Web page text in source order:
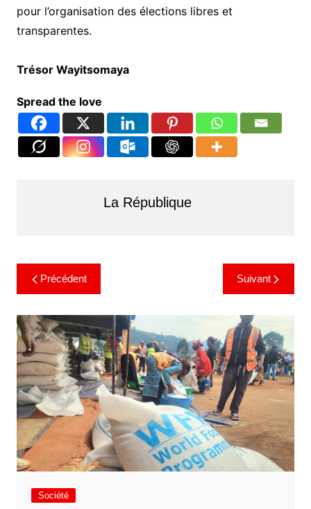
pour l’organisation des élections libres et
transparentes.
Trésor Wayitsomaya
Spread the love
La République
Précédent Suivant
Société